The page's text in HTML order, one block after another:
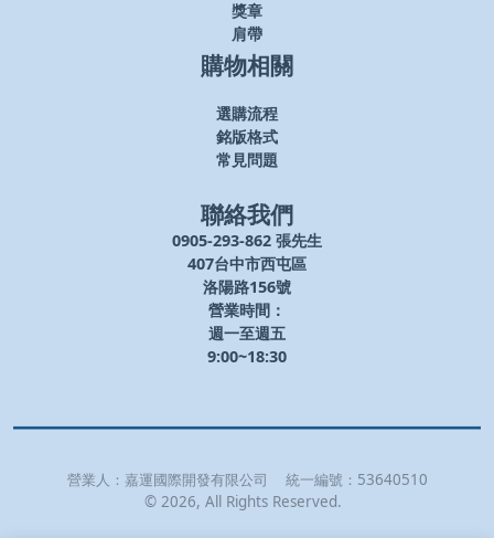
獎章
肩帶
購物相關
選購流程
銘版格式
常見問題
聯絡我們
0905-293-862 張先生
407台中市西屯區
洛陽路156號
營業時間：
週一至週五
9:00~18:30
營業人： 嘉運國際開發有限公司 統一編號： 53640510
© 2026, All Rights Reserved.